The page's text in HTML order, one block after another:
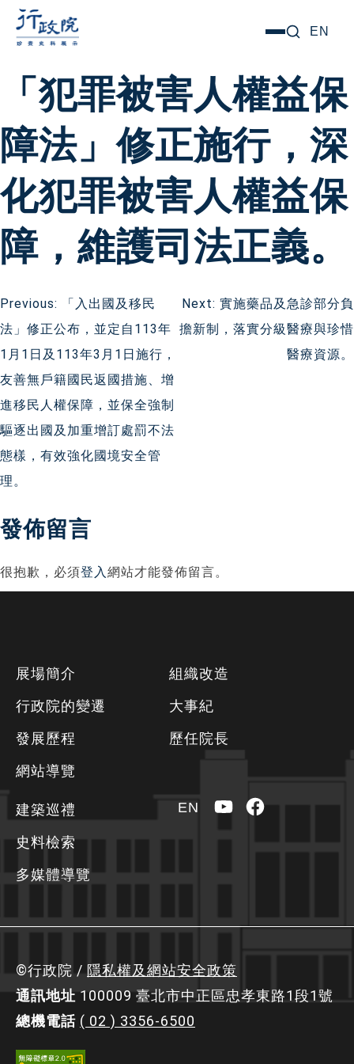
容
選
EN
「犯罪被害人權益保
障法」修正施行，深
化犯罪被害人權益保
障，維護司法正義。
文
章
導
覽
Previous:
「入出國及移民
法」修正公布，並定自113年
1月1日及113年3月1日施行，
友善無戶籍國民返國措施、增
進移民人權保障，並保全強制
驅逐出國及加重增訂處罰不法
態樣，有效強化國境安全管
理。
Next: 實施藥品及急診部分負
擔新制，落實分級醫療與珍惜
醫療資源。
發佈留言
很抱歉，必須登入網站才能發佈留言。
展場簡介
行政院的變遷
發展歷程
網站導覽
組織改造
大事紀
歷任院長
建築巡禮
史料檢索
多媒體導覽
EN YouTubeFacebook
©行政院 / 隱私權及網站安全政策
通訊地址 100009 臺北市中正區忠孝東路1段1號
總機電話 ( 02 ) 3356-6500